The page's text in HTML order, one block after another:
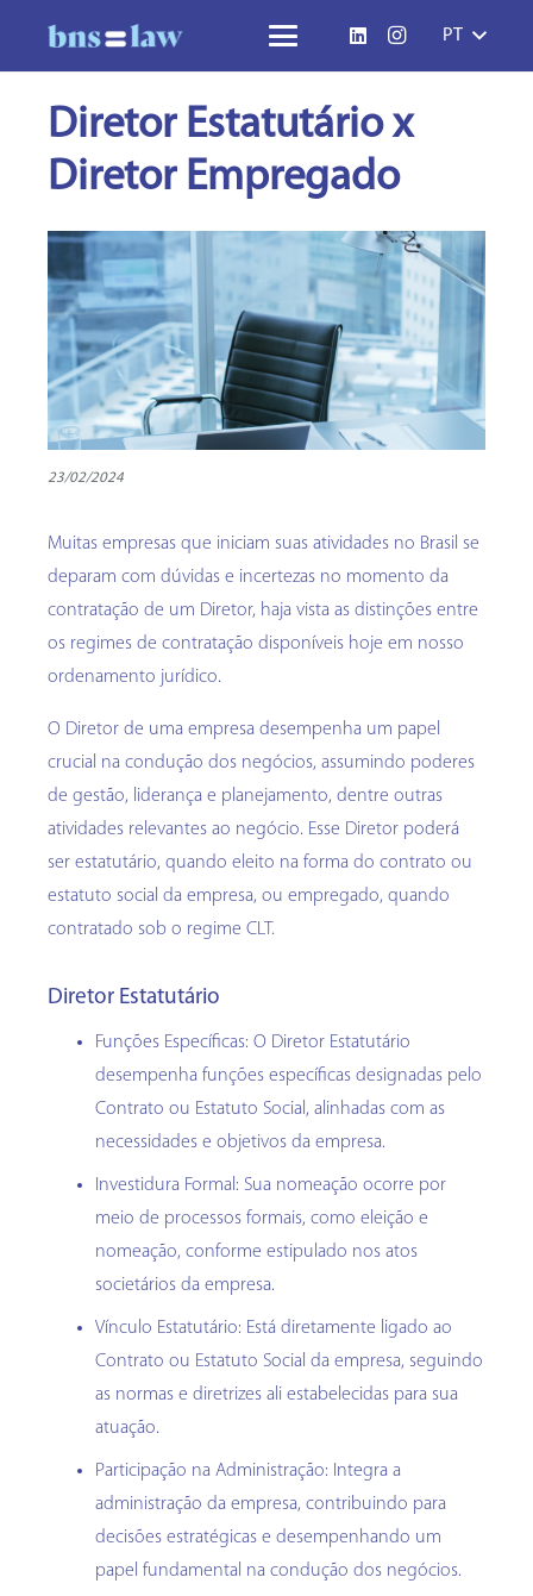
PT
Diretor Estatutário x
Diretor Empregado
23/02/2024
Muitas empresas que iniciam suas atividades no Brasil se
deparam com dúvidas e incertezas no momento da
contratação de um Diretor, haja vista as distinções entre
os regimes de contratação disponíveis hoje em nosso
ordenamento jurídico.
O Diretor de uma empresa desempenha um papel
crucial na condução dos negócios, assumindo poderes
de gestão, liderança e planejamento, dentre outras
atividades relevantes ao negócio. Esse Diretor poderá
ser estatutário, quando eleito na forma do contrato ou
estatuto social da empresa, ou empregado, quando
contratado sob o regime CLT.
Diretor Estatutário
Funções Específicas: O Diretor Estatutário
desempenha funções específicas designadas pelo
Contrato ou Estatuto Social, alinhadas com as
necessidades e objetivos da empresa.
Investidura Formal: Sua nomeação ocorre por
meio de processos formais, como eleição e
nomeação, conforme estipulado nos atos
societários da empresa.
Vínculo Estatutário: Está diretamente ligado ao
Contrato ou Estatuto Social da empresa, seguindo
as normas e diretrizes ali estabelecidas para sua
atuação.
Participação na Administração: Integra a
administração da empresa, contribuindo para
decisões estratégicas e desempenhando um
papel fundamental na condução dos negócios.